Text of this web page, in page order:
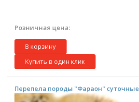
Розничная цена:
В корзину
Купить в один клик
Перепела породы "Фараон" суточные